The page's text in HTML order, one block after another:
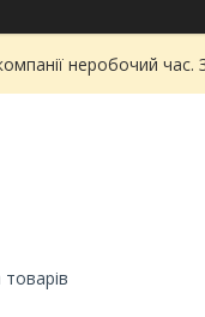
неробочий